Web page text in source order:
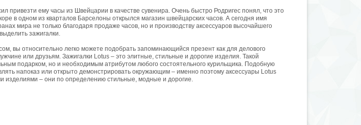
привезти ему часы из Швейцарии в качестве сувенира. Очень быстро Родригес понял, что это
в одном из кварталов Барселоны открылся магазин швейцарских часов. А сегодня имя
мира не только благодаря продаже часов, но и производству аксессуаров высочайшего
зажигалки.
вы относительно легко можете подобрать запоминающийся презент как для делового
или друзьям. Зажигалки Lotus – это элитные, стильные и дорогие изделия. Такой
подарком, но и необходимым атрибутом любого состоятельного курильщика. Подобную
напоказ или открыто демонстрировать окружающим – именно поэтому аксессуары Lotus
изделиями – они по определению стильные, модные и дорогие.